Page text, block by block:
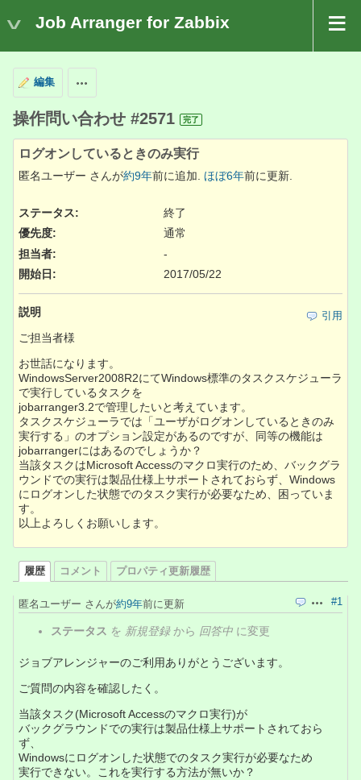
Job Arranger for Zabbix
編集
操作問い合わせ #2571 完了
ログオンしているときのみ実行
匿名ユーザー さんが約9年前に追加. ほぼ6年前に更新.
ステータス:
終了
優先度:
通常
担当者:
-
開始日:
2017/05/22
引用
説明
ご担当者様
お世話になります。
WindowsServer2008R2にてWindows標準のタスクスケジューラ
で実行しているタスクを
jobarranger3.2で管理したいと考えています。
タスクスケジューラでは「ユーザがログオンしているときのみ
実行する」のオプション設定があるのですが、同等の機能は
jobarrangerにはあるのでしょうか？
当該タスクはMicrosoft Accessのマクロ実行のため、バックグラ
ウンドでの実行は製品仕様上サポートされておらず、Windows
にログオンした状態でのタスク実行が必要なため、困っていま
す。
以上よろしくお願いします。
履歴 コメント プロパティ更新履歴
引用 操作#1
匿名ユーザー さんが約9年前に更新
ステータス を 新規登録から 回答中 に変更
ジョブアレンジャーのご利用ありがとうございます。
ご質問の内容を確認したく。
当該タスク(Microsoft Accessのマクロ実行)が
バックグラウンドでの実行は製品仕様上サポートされておら
ず、
Windowsにログオンした状態でのタスク実行が必要なため
実行できない。これを実行する方法が無いか？